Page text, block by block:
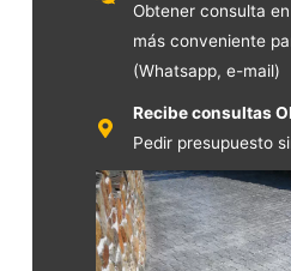
Obtener consulta
más conveniente
(Whatsapp, e-mail)
Recibe consultas
Pedir presupuesto